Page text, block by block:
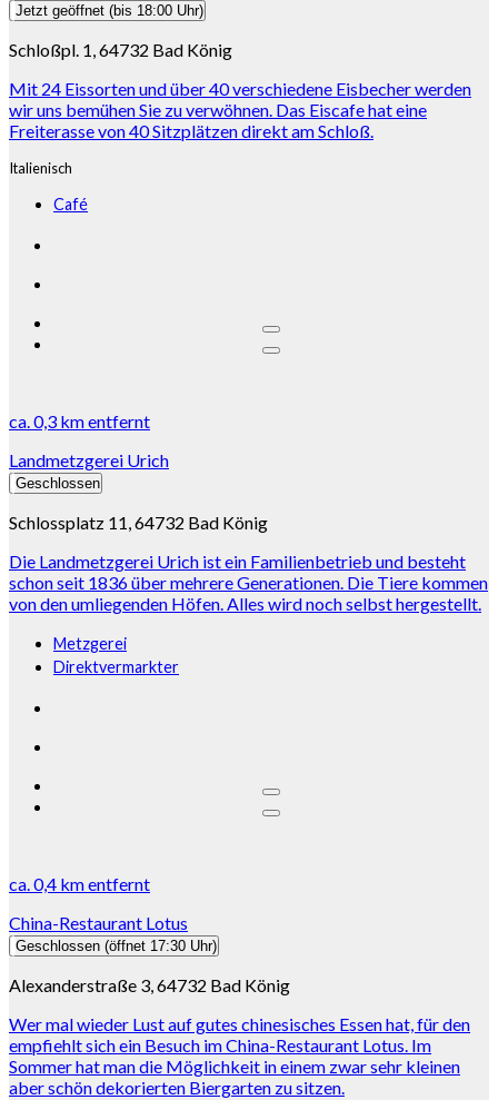
Jetzt geöffnet (bis 18:00 Uhr)
Schloßpl. 1, 64732 Bad König
Mit 24 Eissorten und über 40 verschiedene Eisbecher werden
wir uns bemühen Sie zu verwöhnen. Das Eiscafe hat eine
Freiterasse von 40 Sitzplätzen direkt am Schloß.
Italienisch
Café
ca.0,3 kmentfernt
Landmetzgerei Urich
Geschlossen
Schlossplatz 11, 64732 Bad König
Die Landmetzgerei Urich ist ein Familienbetrieb und besteht
schon seit 1836 über mehrere Generationen. Die Tiere kommen
von den umliegenden Höfen. Alles wird noch selbst hergestellt.
Metzgerei
Direktvermarkter
ca.0,4 kmentfernt
China-Restaurant Lotus
Geschlossen (öffnet 17:30 Uhr)
Alexanderstraße 3, 64732 Bad König
Wer mal wieder Lust auf gutes chinesisches Essen hat, für den
empfiehlt sich ein Besuch im China-Restaurant Lotus. Im
Sommer hat man die Möglichkeit in einem zwar sehr kleinen
aber schön dekorierten Biergarten zu sitzen.